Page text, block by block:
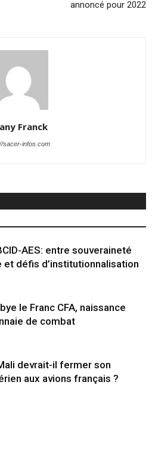
annoncé pour 2022
Franck
sacer-infos.com
AES: entre souveraineté
et défis d’institutionnalisation
le Franc CFA, naissance
de combat
devrait-il fermer son
aux avions français ?